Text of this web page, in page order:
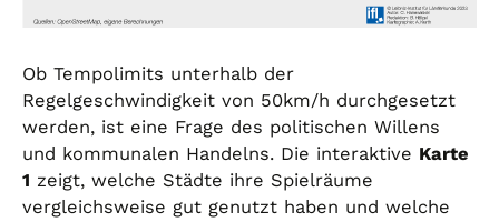
Ob Tempolimits unterhalb der
Regelgeschwindigkeit von 50km/h durchgesetzt
werden, ist eine Frage des politischen Willens
und kommunalen Handelns. Die interaktive Karte
1 zeigt, welche Städte ihre Spielräume
vergleichsweise gut genutzt haben und welche